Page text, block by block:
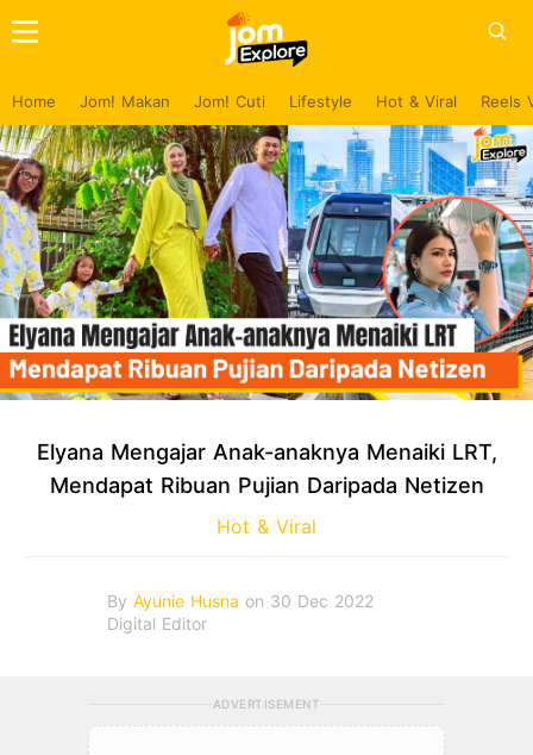
Home Jom! Makan Jom! Cuti Lifestyle Hot & Viral Reels
Elyana Mengajar Anak-anaknya Menaiki LRT,
Mendapat Ribuan Pujian Daripada Netizen
Hot & Viral
By Ayunie Husna on 30 Dec 2022
Digital Editor
ADVERTISEMENT